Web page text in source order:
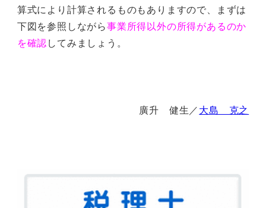
算式により計算されるものもありますので、まずは
下図を参照しながら事業所得以外の所得があるのか
を確認してみましょう。
廣升 健生／大島 克之